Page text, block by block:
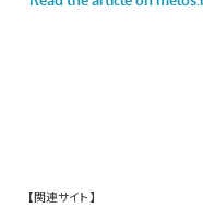
【関連サイト】